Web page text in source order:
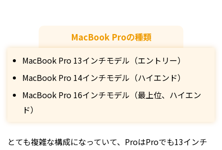
MacBook Proの種類
MacBook Pro 13インチモデル（エントリー）
MacBook Pro 14インチモデル（ハイエンド）
MacBook Pro 16インチモデル（最上位、ハイエン
ド）
とても複雑な構成になっていて、ProはProでも13インチ